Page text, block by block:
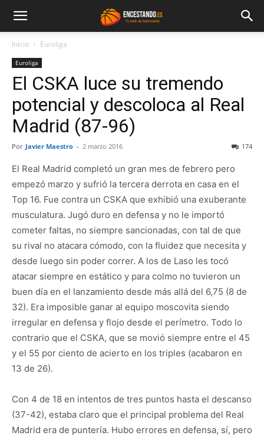
Inicio Euroliga
Euroliga
El CSKA luce su tremendo
potencial y descoloca al Real
Madrid (87-96)
Por Javier Maestro - 2 marzo 2016 174
El Real Madrid completó un gran mes de febrero pero
empezó marzo y sufrió la tercera derrota en casa en el
Top 16. Fue contra un CSKA que exhibió una exuberante
musculatura. Jugó duro en defensa y no le importó
cometer faltas, no siempre sancionadas, con tal de que
su rival no atacara cómodo, con la fluidez que necesita y
desde luego sin poder correr. A los de Laso les tocó
atacar siempre en estático y para colmo no tuvieron un
buen día en el lanzamiento desde más allá del 6,75 (8 de
32). Era imposible ganar al equipo moscovita siendo
irregular en defensa y flojo desde el perímetro. Todo lo
contrario que el CSKA, que se movió siempre entre el 45
y el 55 por ciento de acierto en los triples (acabaron en
13 de 26).
Con 4 de 18 en intentos de tres puntos hasta el descanso
(37-42), estaba claro que el principal problema del Real
Madrid era de puntería. Hubo errores en defensa, sí, pero